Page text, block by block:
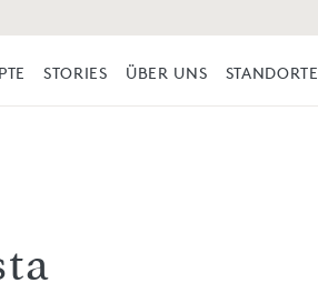
STORIES ÜBER UNS STANDORTE